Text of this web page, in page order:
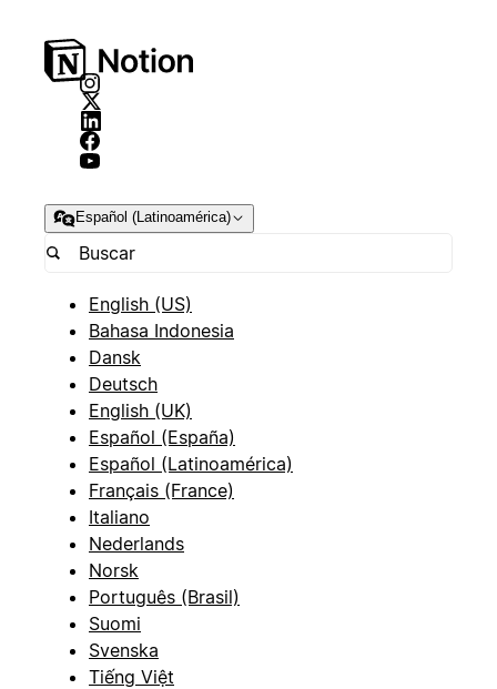
Español (Latinoamérica)
English (US)
Bahasa Indonesia
Dansk
Deutsch
English (UK)
Español (España)
Español (Latinoamérica)
Français (France)
Italiano
Nederlands
Norsk
Português (Brasil)
Suomi
Svenska
Tiếng Việt